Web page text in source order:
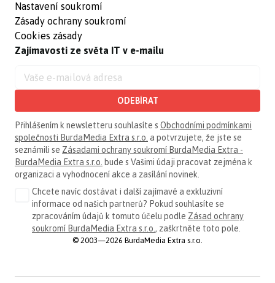
Nastavení soukromí
Zásady ochrany soukromí
Cookies zásady
Zajímavosti ze světa IT v e-mailu
ODEBÍRAT
Přihlášením k newsletteru souhlasíte s Obchodními podmínkami
společnosti BurdaMedia Extra s.r.o. a potvrzujete, že jste se
seznámili se Zásadami ochrany soukromí BurdaMedia Extra -
BurdaMedia Extra s.r.o. bude s Vašimi údaji pracovat zejména k
organizaci a vyhodnocení akce a zasílání novinek.
Chcete navíc dostávat i další zajímavé a exkluzivní
informace od našich partnerů? Pokud souhlasíte se
zpracováním údajů k tomuto účelu podle Zásad ochrany
soukromí BurdaMedia Extra s.r.o., zaškrtněte toto pole.
© 2003—2026 BurdaMedia Extra s.r.o.